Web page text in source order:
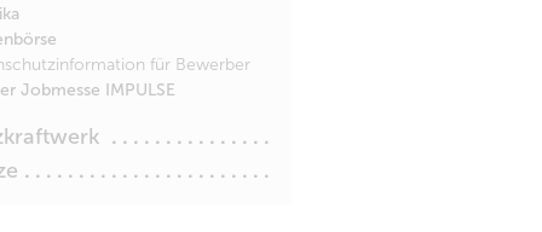
für Bewerber
Jobmesse IMPULSE